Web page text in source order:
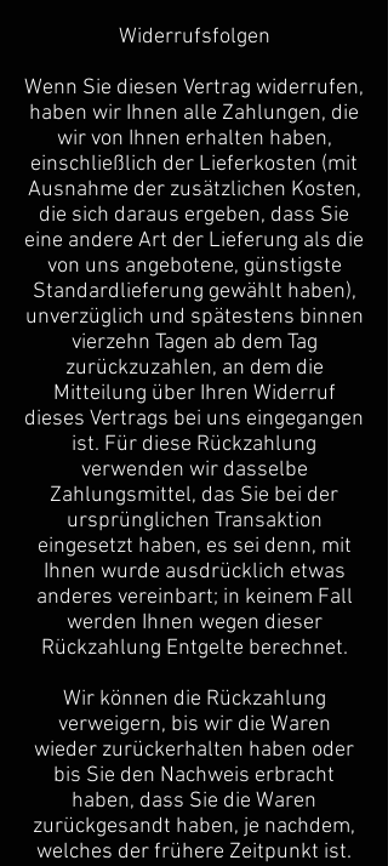
Widerrufsfolgen
Wenn Sie diesen Vertrag widerrufen,
haben wir Ihnen alle Zahlungen, die
wir von Ihnen erhalten haben,
einschließlich der Lieferkosten (mit
Ausnahme der zusätzlichen Kosten,
die sich daraus ergeben, dass Sie
eine andere Art der Lieferung als die
von uns angebotene, günstigste
Standardlieferung gewählt haben),
unverzüglich und spätestens binnen
vierzehn Tagen ab dem Tag
zurückzuzahlen, an dem die
Mitteilung über Ihren Widerruf
dieses Vertrags bei uns eingegangen
ist. Für diese Rückzahlung
verwenden wir dasselbe
Zahlungsmittel, das Sie bei der
ursprünglichen Transaktion
eingesetzt haben, es sei denn, mit
Ihnen wurde ausdrücklich etwas
anderes vereinbart; in keinem Fall
werden Ihnen wegen dieser
Rückzahlung Entgelte berechnet.
Wir können die Rückzahlung
verweigern, bis wir die Waren
wieder zurückerhalten haben oder
bis Sie den Nachweis erbracht
haben, dass Sie die Waren
zurückgesandt haben, je nachdem,
welches der frühere Zeitpunkt ist.